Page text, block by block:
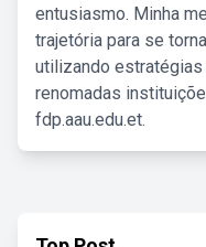
entusiasmo. Minha
trajetória para se
utilizando
renomadas
fdp.aau.edu.et.